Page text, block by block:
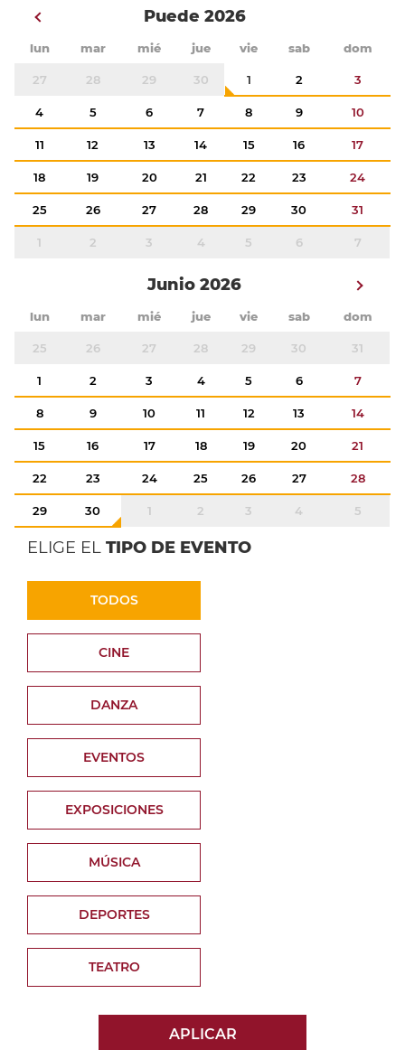
Puede 2026
lun mar mié jue vie sab dom
27 28 29 30 1 2 3
4 5 6 7 8 9 10
11 12 13 14 15 16 17
18 19 20 21 22 23 24
25 26 27 28 29 30 31
1 2 3 4 5 6 7
Junio 2026
lun mar mié jue vie sab dom
25 26 27 28 29 30 31
1 2 3 4 5 6 7
8 9 10 11 12 13 14
15 16 17 18 19 20 21
22 23 24 25 26 27 28
29 30 1 2 3 4 5
ELIGE EL TIPO DE EVENTO
TODOS
CINE
DANZA
EVENTOS
EXPOSICIONES
MÚSICA
DEPORTES
TEATRO
APLICAR